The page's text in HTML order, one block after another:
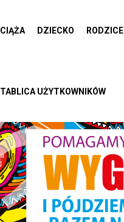
CIĄŻA DZIECKO RODZICE
TABLICA UŻYTKOWNIKÓW